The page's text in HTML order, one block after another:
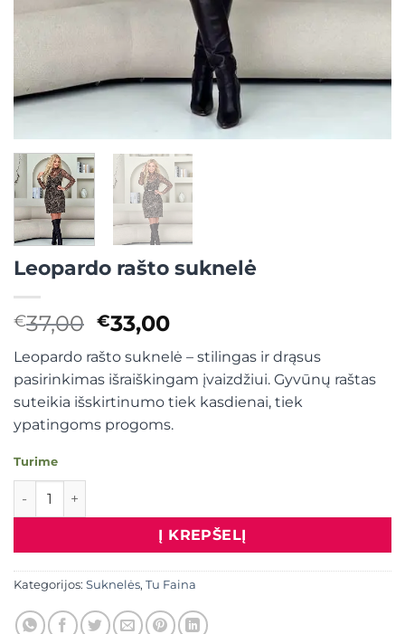
Leopardo rašto suknelė
€37,00 Original
price
was:
€37,00.
€33,00Current
price
is:
€33,00.
Leopardo rašto suknelė – stilingas ir drąsus
pasirinkimas išraiškingam įvaizdžiui. Gyvūnų raštas
suteikia išskirtinumo tiek kasdienai, tiek
ypatingoms progoms.
Turime
produkto kiekis: Leopardo rašto suknelė
Į KREPŠELĮ
Kategorijos: Suknelės, Tu Faina